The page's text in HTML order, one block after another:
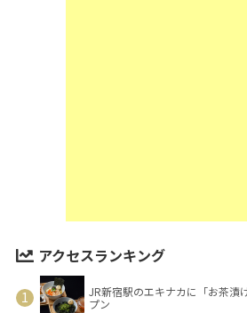
アクセスランキング
JR新宿駅のエキナカに「お茶漬
プン